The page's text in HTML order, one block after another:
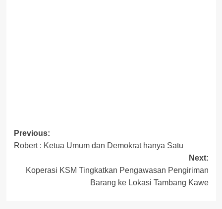
Post
navigation
Previous:
Robert : Ketua Umum dan Demokrat hanya Satu
Next:
Koperasi KSM Tingkatkan Pengawasan Pengiriman
Barang ke Lokasi Tambang Kawe